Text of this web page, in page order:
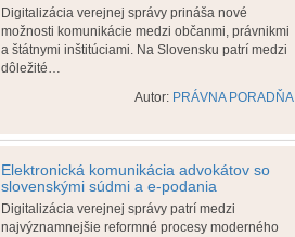
Digitalizácia verejnej správy prináša nové
možnosti komunikácie medzi občanmi, právnikmi
a štátnymi inštitúciami. Na Slovensku patrí medzi
dôležité…
Autor: PRÁVNA PORADŇA
Elektronická komunikácia advokátov so
slovenskými súdmi a e-podania
Digitalizácia verejnej správy patrí medzi
najvýznamnejšie reformné procesy moderného